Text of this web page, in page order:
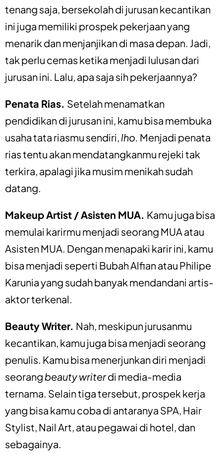
tenang saja, bersekolah di jurusan kecantikan
ini juga memiliki prospek pekerjaan yang
menarik dan menjanjikan di masa depan. Jadi,
tak perlu cemas ketika menjadi lulusan dari
jurusan ini. Lalu, apa saja sih pekerjaannya?
Penata Rias. Setelah menamatkan
pendidikan di jurusan ini, kamu bisa membuka
usaha tata riasmu sendiri, lho. Menjadi penata
rias tentu akan mendatangkanmu rejeki tak
terkira, apalagi jika musim menikah sudah
datang.
Makeup Artist / Asisten MUA. Kamu juga bisa
memulai karirmu menjadi seorang MUA atau
Asisten MUA. Dengan menapaki karir ini, kamu
bisa menjadi seperti Bubah Alfian atau Philipe
Karunia yang sudah banyak mendandani artis-
aktor terkenal.
Beauty Writer. Nah, meskipun jurusanmu
kecantikan, kamu juga bisa menjadi seorang
penulis. Kamu bisa menerjunkan diri menjadi
seorang beauty writerdi media-media
ternama. Selain tiga tersebut, prospek kerja
yang bisa kamu coba di antaranya SPA, Hair
Stylist, Nail Art, atau pegawai di hotel, dan
sebagainya.